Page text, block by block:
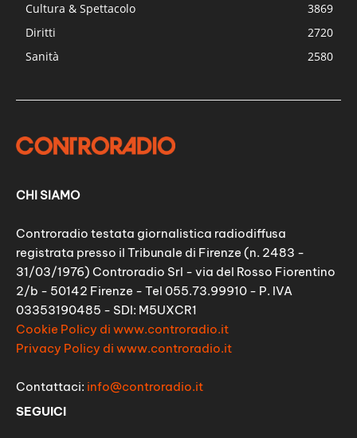
Cultura & Spettacolo
3869
Diritti
2720
Sanità
2580
CHI SIAMO
Controradio testata giornalistica radiodiffusa
registrata presso il Tribunale di Firenze (n. 2483 -
31/03/1976) Controradio Srl - via del Rosso Fiorentino
2/b - 50142 Firenze - Tel 055.73.99910 - P. IVA
03353190485 - SDI: M5UXCR1
Cookie Policy di www.controradio.it
Privacy Policy di www.controradio.it
Contattaci: info@controradio.it
SEGUICI